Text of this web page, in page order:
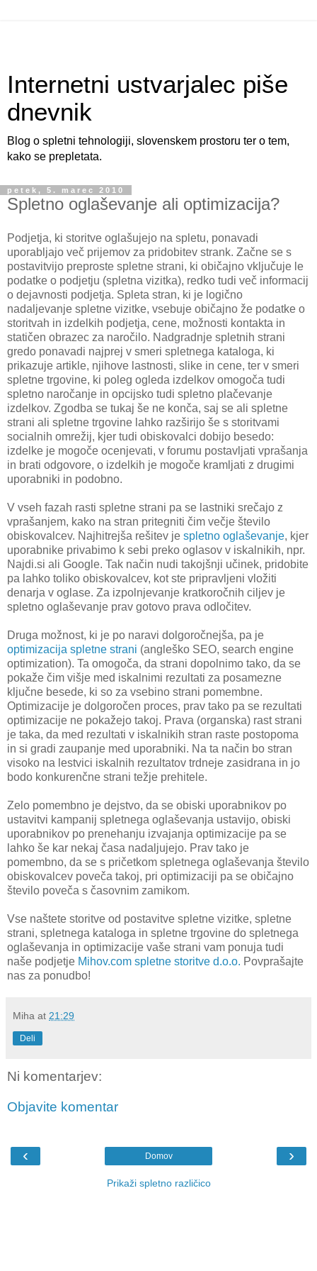
Internetni ustvarjalec piše
dnevnik
Blog o spletni tehnologiji, slovenskem prostoru ter o tem,
kako se prepletata.
petek, 5. marec 2010
Spletno oglaševanje ali optimizacija?
Podjetja, ki storitve oglašujejo na spletu, ponavadi
uporabljajo več prijemov za pridobitev strank. Začne se s
postavitvijo preproste spletne strani, ki običajno vključuje le
podatke o podjetju (spletna vizitka), redko tudi več informacij
o dejavnosti podjetja. Spleta stran, ki je logično
nadaljevanje spletne vizitke, vsebuje običajno že podatke o
storitvah in izdelkih podjetja, cene, možnosti kontakta in
statičen obrazec za naročilo. Nadgradnje spletnih strani
gredo ponavadi najprej v smeri spletnega kataloga, ki
prikazuje artikle, njihove lastnosti, slike in cene, ter v smeri
spletne trgovine, ki poleg ogleda izdelkov omogoča tudi
spletno naročanje in opcijsko tudi spletno plačevanje
izdelkov. Zgodba se tukaj še ne konča, saj se ali spletne
strani ali spletne trgovine lahko razširijo še s storitvami
socialnih omrežij, kjer tudi obiskovalci dobijo besedo:
izdelke je mogoče ocenjevati, v forumu postavljati vprašanja
in brati odgovore, o izdelkih je mogoče kramljati z drugimi
uporabniki in podobno.
V vseh fazah rasti spletne strani pa se lastniki srečajo z
vprašanjem, kako na stran pritegniti čim večje število
obiskovalcev. Najhitrejša rešitev je spletno oglaševanje, kjer
uporabnike privabimo k sebi preko oglasov v iskalnikih, npr.
Najdi.si ali Google. Tak način nudi takojšnji učinek, pridobite
pa lahko toliko obiskovalcev, kot ste pripravljeni vložiti
denarja v oglase. Za izpolnjevanje kratkoročnih ciljev je
spletno oglaševanje prav gotovo prava odločitev.
Druga možnost, ki je po naravi dolgoročnejša, pa je
optimizacija spletne strani (angleško SEO, search engine
optimization). Ta omogoča, da strani dopolnimo tako, da se
pokaže čim višje med iskalnimi rezultati za posamezne
ključne besede, ki so za vsebino strani pomembne.
Optimizacije je dolgoročen proces, prav tako pa se rezultati
optimizacije ne pokažejo takoj. Prava (organska) rast strani
je taka, da med rezultati v iskalnikih stran raste postopoma
in si gradi zaupanje med uporabniki. Na ta način bo stran
visoko na lestvici iskalnih rezultatov trdneje zasidrana in jo
bodo konkurenčne strani težje prehitele.
Zelo pomembno je dejstvo, da se obiski uporabnikov po
ustavitvi kampanij spletnega oglaševanja ustavijo, obiski
uporabnikov po prenehanju izvajanja optimizacije pa se
lahko še kar nekaj časa nadaljujejo. Prav tako je
pomembno, da se s pričetkom spletnega oglaševanja število
obiskovalcev poveča takoj, pri optimizaciji pa se običajno
število poveča s časovnim zamikom.
Vse naštete storitve od postavitve spletne vizitke, spletne
strani, spletnega kataloga in spletne trgovine do spletnega
oglaševanja in optimizacije vaše strani vam ponuja tudi
naše podjetje Mihov.com spletne storitve d.o.o. Povprašajte
nas za ponudbo!
Miha at 21:29
Deli
Ni komentarjev:
Objavite komentar
‹ ›
Domov
Prikaži spletno različico